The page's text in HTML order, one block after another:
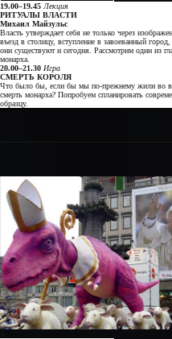
19.00–19.45 Лекция
РИТУАЛЫ ВЛАСТИ
Михаил Майзульс
Власть утверждает себя не только через
въезд в столицу, вступление в завоеванный
они существуют и сегодня. Рассмотрим один из
монарха.
20.00–21.30 Игра
СМЕРТЬ КОРОЛЯ
Что было бы, если бы мы по-прежнему жили во
смерть монарха? Попробуем спланировать
образцу.